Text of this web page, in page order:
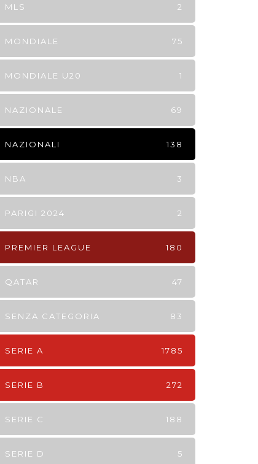
MLS 2
MONDIALE 75
MONDIALE U20 1
NAZIONALE 69
NAZIONALI 138
NBA 3
PARIGI 2024 2
PREMIER LEAGUE 180
QATAR 47
SENZA CATEGORIA 83
SERIE A 1785
SERIE B 272
SERIE C 188
SERIE D 5